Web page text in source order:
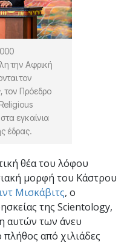
την Αφρική
τον
τον Πρόεδρο
εγκαίνια
έδρας.
θέα του λόφου
μορφή του Κάστρου
Μισκάβιτς, ο
της Scientology,
αυτών των άνευ
από χιλιάδες